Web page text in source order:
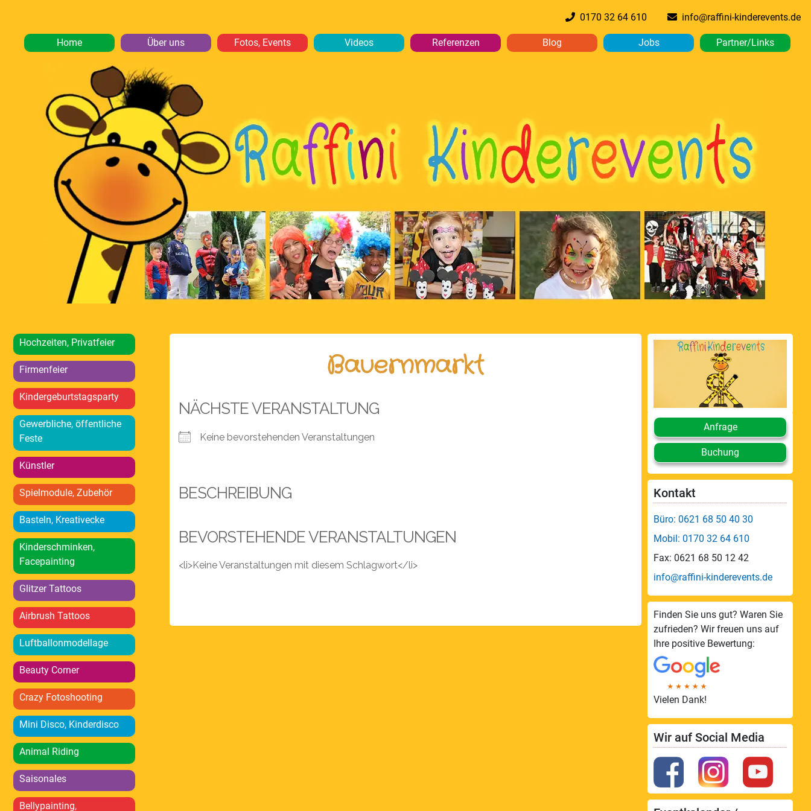
0170 32 64 610 info@raffini-kinderevents.de
Home Über uns Fotos, Events Videos Referenzen Blog Jobs Partner/Links
Hochzeiten, Privatfeier
Firmenfeier
Kindergeburtstagsparty
Gewerbliche, öffentliche
Feste
Künstler
Spielmodule, Zubehör
Basteln, Kreativecke
Kinderschminken,
Facepainting
Glitzer Tattoos
Airbrush Tattoos
Luftballonmodellage
Beauty Corner
Crazy Fotoshooting
Mini Disco, Kinderdisco
Animal Riding
Saisonales
Bellypainting,
Bauernmarkt
NÄCHSTE VERANSTALTUNG
Keine bevorstehenden Veranstaltungen
BESCHREIBUNG
BEVORSTEHENDE VERANSTALTUNGEN
<li>Keine Veranstaltungen mit diesem Schlagwort</li>
Anfrage
Buchung
Kontakt
Büro: 0621 68 50 40 30
Mobil: 0170 32 64 610
Fax: 0621 68 50 12 42
info@raffini-kinderevents.de
Finden Sie uns gut? Waren Sie
zufrieden? Wir freuen uns auf
Ihre positive Bewertung:
Vielen Dank!
Wir auf Social Media